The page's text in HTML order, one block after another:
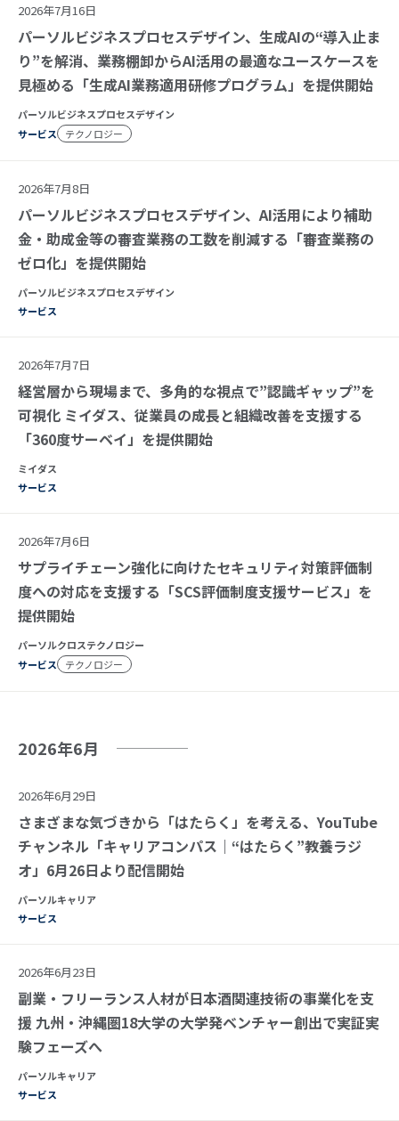
2026年7月16日
パーソルビジネスプロセスデザイン、生成AIの“導入止ま
り”を解消、業務棚卸からAI活用の最適なユースケースを
見極める「生成AI業務適用研修プログラム」を提供開始
パーソルビジネスプロセスデザイン
サービス
テクノロジー
2026年7月8日
パーソルビジネスプロセスデザイン、AI活用により補助
金・助成金等の審査業務の工数を削減する「審査業務の
ゼロ化」を提供開始
パーソルビジネスプロセスデザイン
サービス
2026年7月7日
経営層から現場まで、多角的な視点で”認識ギャップ”を
可視化 ミイダス、従業員の成長と組織改善を支援する
「360度サーベイ」を提供開始
ミイダス
サービス
2026年7月6日
サプライチェーン強化に向けたセキュリティ対策評価制
度への対応を支援する「SCS評価制度支援サービス」を
提供開始
パーソルクロステクノロジー
サービス
テクノロジー
2026年6月
2026年6月29日
さまざまな気づきから「はたらく」を考える、YouTube
チャンネル「キャリアコンパス｜“はたらく”教養ラジ
オ」6月26日より配信開始
パーソルキャリア
サービス
2026年6月23日
副業・フリーランス人材が日本酒関連技術の事業化を支
援 九州・沖縄圏18大学の大学発ベンチャー創出で実証実
験フェーズへ
パーソルキャリア
サービス